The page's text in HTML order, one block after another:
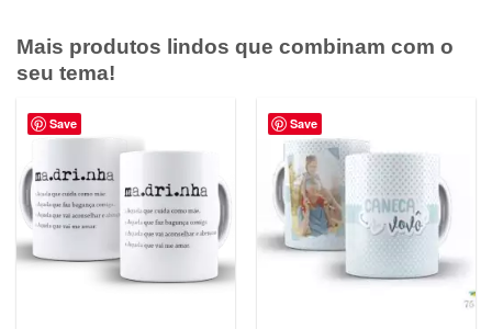
Mais produtos lindos que combinam com o
seu tema!
Save Save